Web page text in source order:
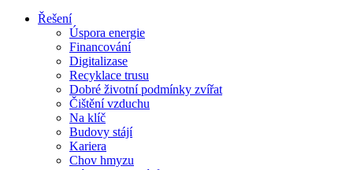
Řešení
Úspora energie
Financování
Digitalizase
Recyklace trusu
Dobré životní podmínky zvířat
Čištění vzduchu
Na klíč
Budovy stájí
Kariera
Chov hmyzu